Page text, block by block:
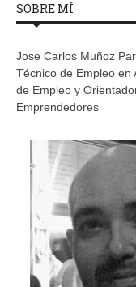
SOBRE MÍ
Jose Carlos Muñoz
Técnico de Empleo en
de Empleo y
Emprendedores